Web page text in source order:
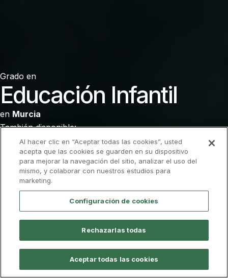
Grado en
Educación Infantil
en Murcia
También disponible:
Semipresencial
Admisión Descarga el folleto
Información general Plan de Estudios
Presencial
Plazas 240
Al hacer clic en “Aceptar todas las cookies”, usted
acepta que las cookies se guarden en su dispositivo
para mejorar la navegación del sitio, analizar el uso del
mismo, y colaborar con nuestros estudios para
marketing.
Configuración de cookies
Rechazarlas todas
Aceptar todas las cookies